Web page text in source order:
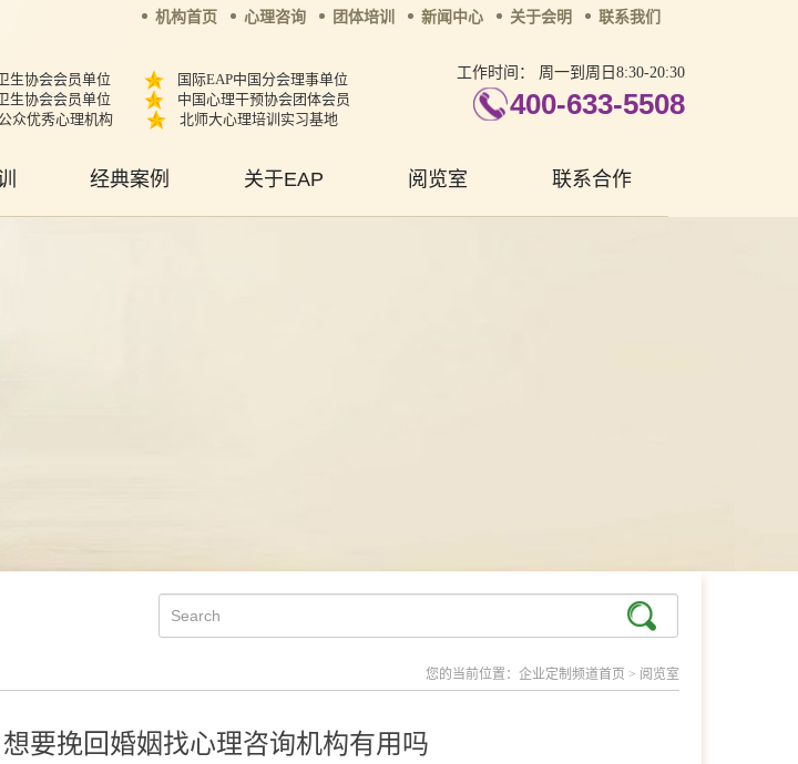
机构首页 心理咨询 团体培训 新闻中心 关于会明 联系我们
生协会会员单位
国际EAP中国分会理事单位
生协会会员单位
中国心理干预协会团体会员
众优秀心理机构
北师大心理培训实习基地
工作时间： 周一到周日8:30-20:30
400-633-5508
经典案例 关于EAP 阅览室 联系合作
您的当前位置： 企业定制频道首页 > 阅览室
想要挽回婚姻找心理咨询机构有用吗